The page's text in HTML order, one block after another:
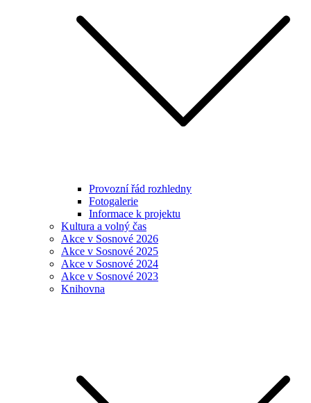
Provozní řád rozhledny
Fotogalerie
Informace k projektu
Kultura a volný čas
Akce v Sosnové 2026
Akce v Sosnové 2025
Akce v Sosnové 2024
Akce v Sosnové 2023
Knihovna